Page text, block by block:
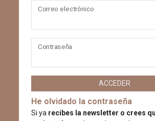
Correo electrónico
Contraseña
ACCEDER
He olvidado la contraseña
Si ya recibes la newsletter o crees